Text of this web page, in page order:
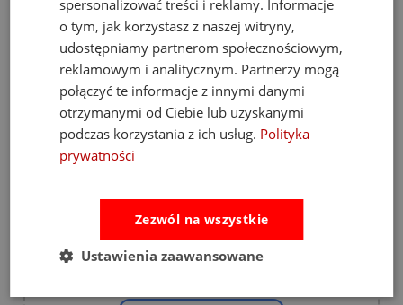
4
3
2
1
💸 Promocja koszykowa 💸
Im większe zakupy, tym większa zniżka!
spersonalizować treści i reklamy. Informacje
o tym, jak korzystasz z naszej witryny,
udostępniamy partnerom społecznościowym,
reklamowym i analitycznym. Partnerzy mogą
połączyć te informacje z innymi danymi
otrzymanymi od Ciebie lub uzyskanymi
podczas korzystania z ich usług. Polityka
prywatności
Zezwól na wszystkie
Ustawienia zaawansowane